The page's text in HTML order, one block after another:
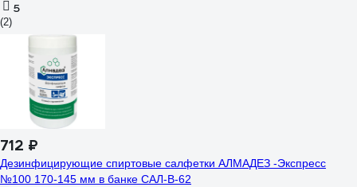
5
(2)
712 ₽
Дезинфицирующие спиртовые салфетки АЛМАДЕЗ -Экспресс
№100 170-145 мм в банке САЛ-В-62